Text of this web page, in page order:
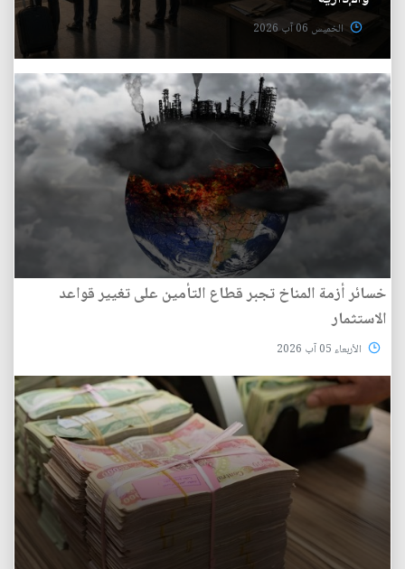
الخميس 06 آب 2026
خسائر أزمة المناخ تجبر قطاع التأمين على تغيير قواعد
الاستثمار
الأربعاء 05 آب 2026